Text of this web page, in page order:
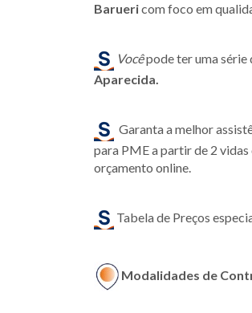
Baruericom foco em
Vocêpode ter uma série
Aparecida.
Garanta a melhor
para PME a partir de 2 vidas
orçamento online.
Tabela de Preços
Modalidades de